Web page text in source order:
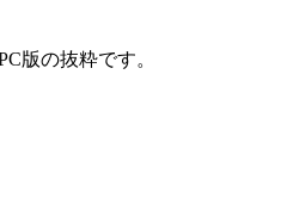
版の抜粋です。